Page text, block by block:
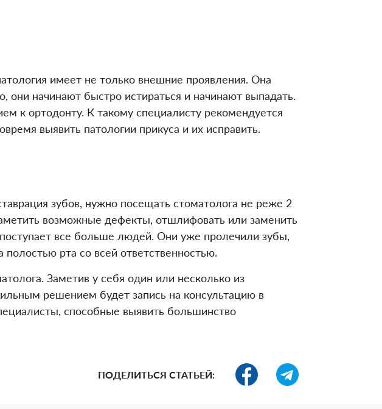
имеет не только внешние проявления. Она
они начинают быстро истираться и начинают выпадать.
к ортодонту. К такому специалисту рекомендуется
выявить патологии прикуса и их исправить.
зубов, нужно посещать стоматолога не реже 2
возможные дефекты, отшлифовать или заменить
все больше людей. Они уже пролечили зубы,
рта со всей ответственностью.
Заметив у себя один или несколько из
решением будет запись на консультацию в
способные выявить большинство
ПОДЕЛИТЬСЯ СТАТЬЕЙ: